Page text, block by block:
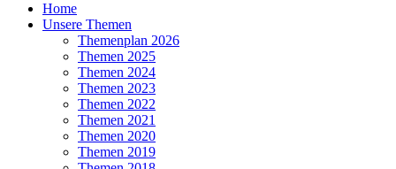
Home
Unsere Themen
Themenplan 2026
Themen 2025
Themen 2024
Themen 2023
Themen 2022
Themen 2021
Themen 2020
Themen 2019